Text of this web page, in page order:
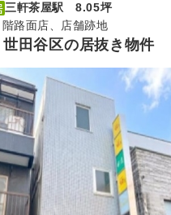
三軒茶屋駅 8.05坪
階路面店、店舗跡地
世田谷区の居抜き物件